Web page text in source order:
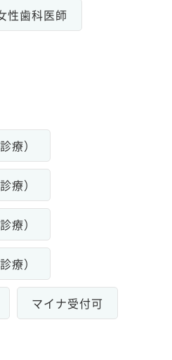
性歯科医師
療）
療）
療）
療）
マイナ受付可